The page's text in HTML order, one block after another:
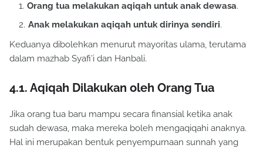
Orang tua melakukan aqiqah untuk anak dewasa.
Anak melakukan aqiqah untuk dirinya sendiri.
Keduanya dibolehkan menurut mayoritas ulama, terutama
dalam mazhab Syafi’i dan Hanbali.
4.1. Aqiqah Dilakukan oleh Orang Tua
Jika orang tua baru mampu secara finansial ketika anak
sudah dewasa, maka mereka boleh mengaqiqahi anaknya.
Hal ini merupakan bentuk penyempurnaan sunnah yang